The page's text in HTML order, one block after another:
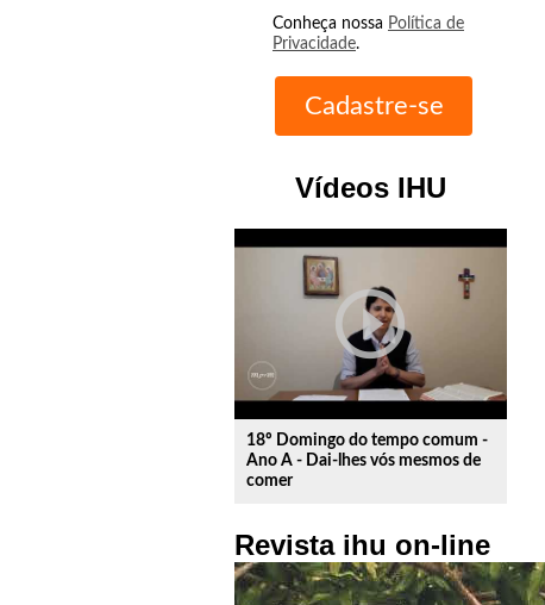
Conheça nossa Política de
Privacidade.
Vídeos IHU
play_circle_outline
18º Domingo do tempo comum -
Ano A - Dai-lhes vós mesmos de
comer
Revista ihu on-line